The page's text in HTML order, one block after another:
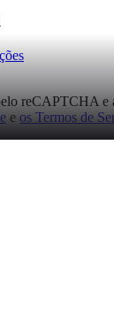
reCAPTCHA e
e os Termos de